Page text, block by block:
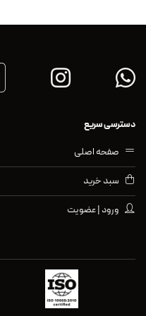
دسترسی سریع
صفحه اصلی
سبد خرید
ورود | عضویت